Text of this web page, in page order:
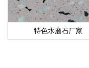
特色水磨石厂家